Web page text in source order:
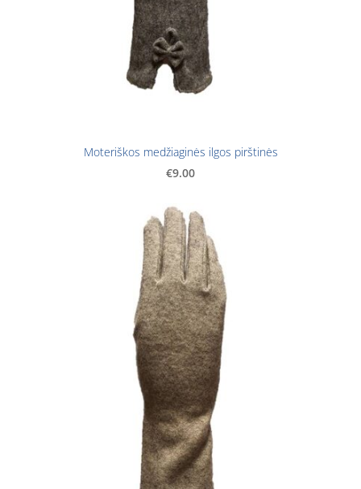
Moteriškos medžiaginės ilgos pirštinės
€9.00